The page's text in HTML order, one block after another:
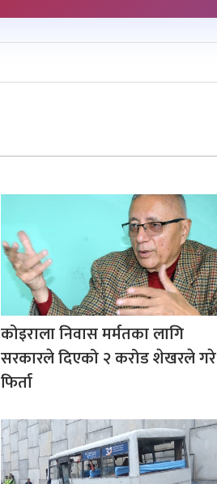
कोइराला निवास मर्मतका लागि
सरकारले दिएको २ करोड शेखरले गरे
फिर्ता